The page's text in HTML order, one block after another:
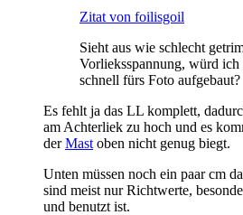
Zitat von foilisgoil
Sieht aus wie schlecht
Vorlieksspannung, würd ich
schnell fürs Foto aufgebaut?
Es fehlt ja das LL komplett,
am Achterliek zu hoch und es
derMast oben nicht genug biegt.
Unten müssen noch ein paar cm
sind meist nur Richtwerte,
und benutzt ist.